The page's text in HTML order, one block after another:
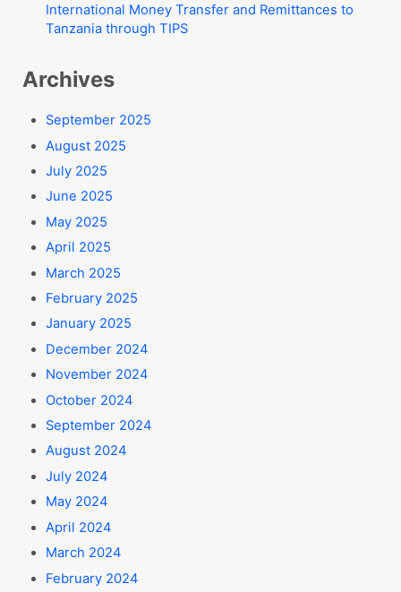
International Money Transfer and Remittances to
Tanzania through TIPS
Archives
September 2025
August 2025
July 2025
June 2025
May 2025
April 2025
March 2025
February 2025
January 2025
December 2024
November 2024
October 2024
September 2024
August 2024
July 2024
May 2024
April 2024
March 2024
February 2024